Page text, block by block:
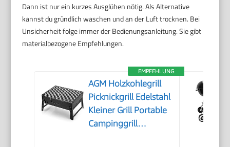
Dann ist nur ein kurzes Ausglühen nötig. Als Alternative
kannst du gründlich waschen und an der Luft trocknen. Bei
Unsicherheit folge immer der Bedienungsanleitung. Sie gibt
materialbezogene Empfehlungen.
EMPFEHLUNG
AGM Holzkohlegrill
Picknickgrill Edelstahl
Kleiner Grill Portable
Campinggrill